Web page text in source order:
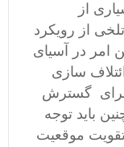
از
از رویکرد
امر در آسیای
سازی
برای گسترش
باید توجه
موقعیت